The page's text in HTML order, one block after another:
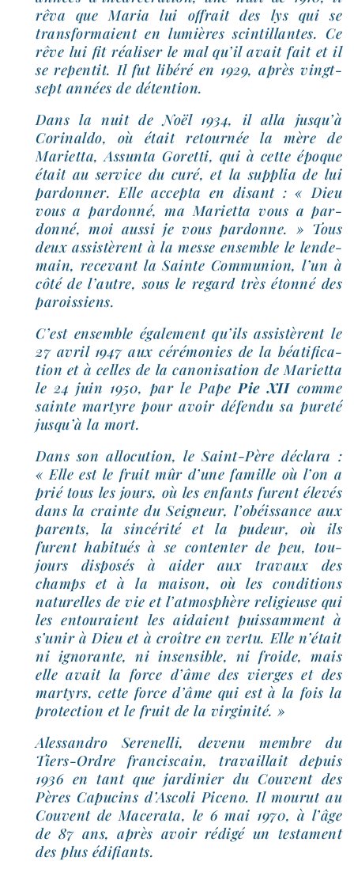
rêva que Maria lui offrait des lys qui se
trans­for­maient en lumières scin­tillantes. Ce
rêve lui fit réa­li­ser le mal qu’il avait fait et il
se repen­tit. Il fut libé­ré en 1929, après vingt-​
sept années de détention.
Dans la nuit de Noël 1934, il alla jus­qu’à
Corinaldo, où était retour­née la mère de
Marietta, Assunta Goretti, qui à cette époque
était au ser­vice du curé, et la sup­plia de lui
par­don­ner. Elle accep­ta en disant : « Dieu
vous a par­don­né, ma Marietta vous a par­
don­né, moi aus­si je vous par­donne. » Tous
deux assis­tèrent à la messe ensemble le len­de­
main, rece­vant la Sainte Communion, l’un à
côté de l’autre, sous le regard très éton­né des
paroissiens.
C’est ensemble éga­le­ment qu’ils assis­tèrent le
27 avril 1947 aux céré­mo­nies de la béa­ti­fi­ca­
tion et à celles de la cano­ni­sa­tion de Marietta
le 24 juin 1950, par le PapePie XIIcomme
sainte mar­tyre pour avoir défen­du sa pure­té
jus­qu’à la mort.
Dans son allo­cu­tion, le Saint-​Père décla­ra :
« Elle est le fruit mûr d’une famille où l’on a
prié tous les jours, où les enfants furent éle­vés
dans la crainte du Seigneur, l’o­béis­sance aux
parents, la sin­cé­ri­té et la pudeur, où ils
furent habi­tués à se conten­ter de peu, tou­
jours dis­po­sés à aider aux tra­vaux des
champs et à la mai­son, où les condi­tions
natu­relles de vie et l’at­mo­sphère reli­gieuse qui
les entou­raient les aidaient puis­sam­ment à
s’u­nir à Dieu et à croître en ver­tu. Elle n’é­tait
ni igno­rante, ni insen­sible, ni froide, mais
elle avait la force d’âme des vierges et des
mar­tyrs, cette force d’âme qui est à la fois la
pro­tec­tion et le fruit de la virginité. »
Alessandro Serenelli, deve­nu membre du
Tiers-​Ordre fran­cis­cain, tra­vaillait depuis
1936 en tant que jar­di­nier du Couvent des
Pères Capucins d’Ascoli Piceno. Il mou­rut au
Couvent de Macerata, le 6 mai 1970, à l’âge
de 87 ans, après avoir rédi­gé un tes­ta­ment
des plus édifiants.